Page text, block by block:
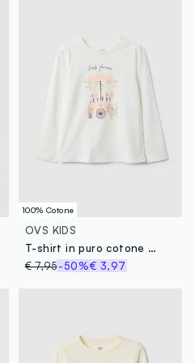
100% Cotone
OVS KIDS
T-shirt in puro cotone bianca regular fit per bambina
€ 7,95-50%€ 3,97